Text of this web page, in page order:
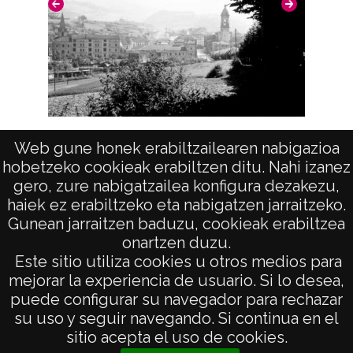
Web gune honek erabiltzailearen nabigazioa
hobetzeko cookieak erabiltzen ditu. Nahi izanez
gero, zure nabigatzailea konfigura dezakezu,
haiek ez erabiltzeko eta nabigatzen jarraitzeko.
Gunean jarraitzen baduzu, cookieak erabiltzea
onartzen duzu.
Este sitio utiliza cookies u otros medios para
mejorar la experiencia de usuario. Si lo desea,
puede configurar su navegador para rechazar
su uso y seguir navegando. Si continua en el
sitio acepta el uso de cookies.
Notas
Nº de identificación: 21904 Duplicado del
negativo: R. 245 / F. 1 / N.14 Duplicado del
positivo: 11567;
21904 ; Duplicado del positivo: ATHA-DAF-
GUE-11567 ; Duplicado del negativo: ATHA-
DAF-GUE-R 245-F 1-N 14;
Licencia de las imágenes
CC BY-NC-SA 4.0
Vista (OÑATI)
AVISO LEGAL
POLÍTICA DE PRIVACIDAD
ACCESIBILIDAD
ATENCIÓN CIUDADANA